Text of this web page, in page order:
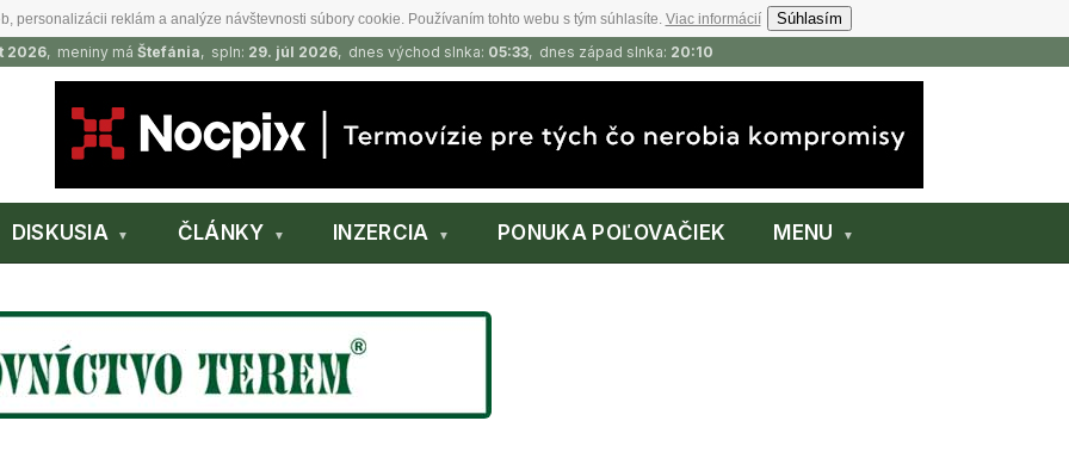
personalizácii reklám a analýze návštevnosti súbory cookie. Používaním tohto webu s tým súhlasíte. Viac informácií
Súhlasím
2026, meniny má Štefánia, spln: 29. júl 2026, dnes východ slnka: 05:33, dnes západ slnka: 20:10
DISKUSIA ČLÁNKY INZERCIA PONUKA POĽOVAČIEK MENU